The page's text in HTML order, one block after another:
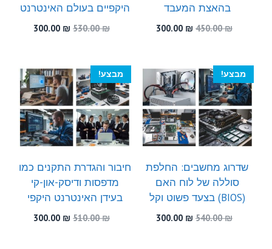
בהאצת המעבד
450.00₪
המחיר
450.00 ₪.
300.00 ₪
300.00 ₪.
היקפיים בעולם האינטרנט
530.00₪
המחיר
530.00 ₪.
300.00 ₪
המחיר
300.00 ₪.
מבצע!
שדרוג מחשבים: החלפת
סוללה של לוח האם
(BIOS) בצעד פשוט וקל
540.00₪
המחיר
300.00 ₪
מבצע!
חיבור והגדרת התקנים כמו
מדפסות ודיסק-און-קי
בעידן האינטרנט היקפי
510.00₪
המחיר
300.00 ₪
המחיר